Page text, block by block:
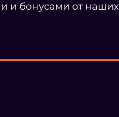
и бонусами от наших